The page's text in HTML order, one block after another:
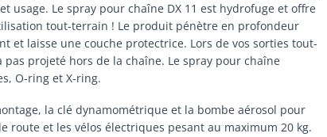
usage. Le spray pour chaîne DX 11 est hydrofuge et offre
tout-terrain ! Le produit pénètre en profondeur
et laisse une couche protectrice. Lors de vos sorties tout-
projeté hors de la chaîne. Le spray pour chaîne
O-ring et X-ring.
la clé dynamométrique et la bombe aérosol pour
route et les vélos électriques pesant au maximum 20 kg.